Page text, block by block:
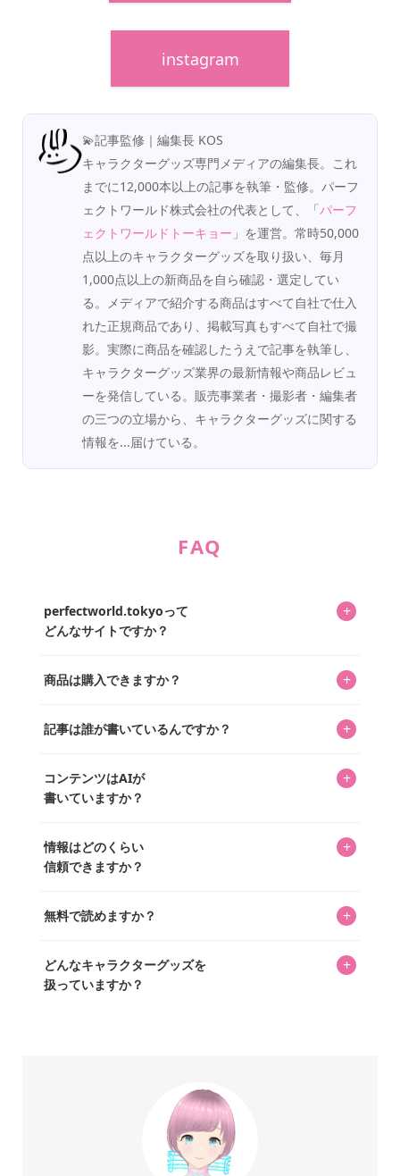
instagram
💫記事監修｜編集長 KOS
キャラクターグッズ専門メディアの編集長。これ
までに12,000本以上の記事を執筆・監修。パーフ
ェクトワールド株式会社の代表として、「パーフ
ェクトワールドトーキョー 」を運営。常時50,000
点以上のキャラクターグッズを取り扱い、毎月
1,000点以上の新商品を自ら確認・選定してい
る。メディアで紹介する商品はすべて自社で仕入
れた正規商品であり、掲載写真もすべて自社で撮
影。実際に商品を確認したうえで記事を執筆し、
キャラクターグッズ業界の最新情報や商品レビュ
ーを発信している。販売事業者・撮影者・編集者
の三つの立場から、キャラクターグッズに関する
情報を...届けている。
FAQ
perfectworld.tokyoって
どんなサイトですか？
+
ってもらうニュースサイトです。運営はキャラグッズコレ
を中心に行われており、私たちは実際に40,000種のキャラグ
商品は購入できますか？ +
「perfectworld.shop」で、ほとんど全てのアイテムを購
があり、そこからジャンプできます。
記事は誰が書いているんですか？ +
ています。記事内の99%を超えるほぼすべての写真も、1枚
ずつ心を込めて自分たちで撮影したものです。さらに、10
ッズを収集し、月に1,000点の新商品を選定・購入する編集
長KOSが全記事を監修しています。
コンテンツはAIが
書いていますか？
+
書いています。AIは使用していません。編集長KOSが最終確
認を行い、手動で更新しています。
情報はどのくらい
信頼できますか？
+
いをお届けすることは保証します。なお、記事内に価格は
め、正確な情報をお伝えできないからです。
無料で読めますか？ +
どんなキャラクターグッズを
扱っていますか？
+
ーをいち早く皆さんにお届けすることも、私たちの使命の